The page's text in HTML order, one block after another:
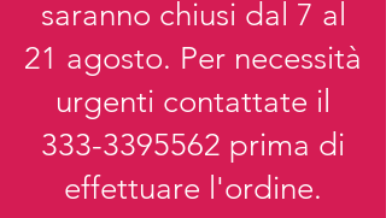
saranno chiusi dal 7 al
21 agosto. Per necessità
urgenti contattate il
333-3395562 prima di
effettuare l'ordine.